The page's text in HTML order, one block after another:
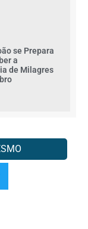
se Prepara
a
de Milagres